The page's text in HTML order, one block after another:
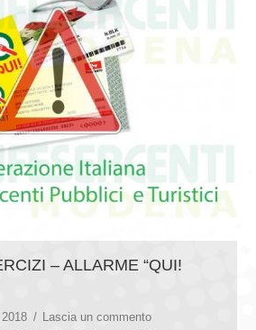
– ALLARME “QUI!
Lascia un commento